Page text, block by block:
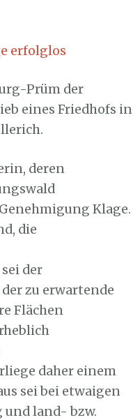
erfolglos
Prüm der
eines Friedhofs in
deren
Klage.
die
der
zu erwartende
Flächen
daher einem
sei bei etwaigen
land- bzw.